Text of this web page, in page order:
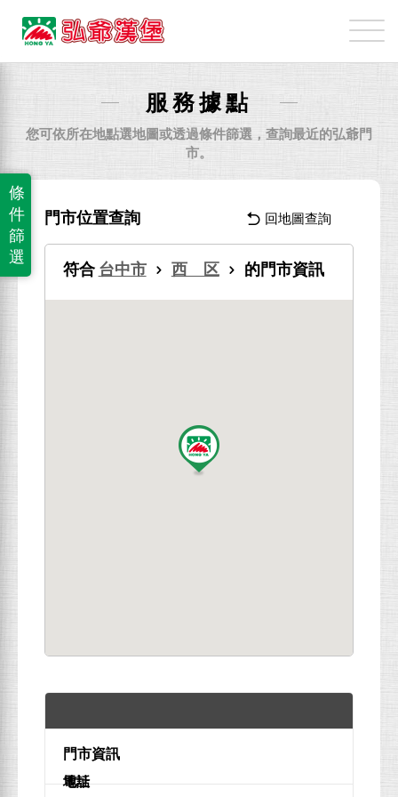
弘
爺
國
業
份
有
限
公
司
服務據點
您可依所在地點選地圖或透過條件篩選，查詢最近的弘爺門
市。
條
件
篩
選
門市位置查詢 回地圖查詢
符合 台中市 西 区 的門市資訊
地址
電話